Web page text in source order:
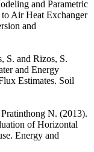
and Parametric
Air Heat Exchanger
and
S. and Rizos, S.
and Energy
Estimates. Soil
N. (2013).
of Horizontal
Energy and